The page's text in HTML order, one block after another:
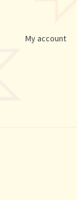
My account